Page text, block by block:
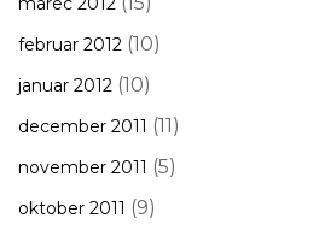
februar 2012 (10)
januar 2012 (10)
december 2011 (11)
november 2011 (5)
oktober 2011 (9)